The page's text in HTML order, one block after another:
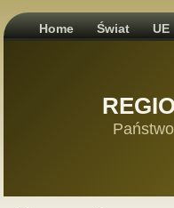
Home Świat UE